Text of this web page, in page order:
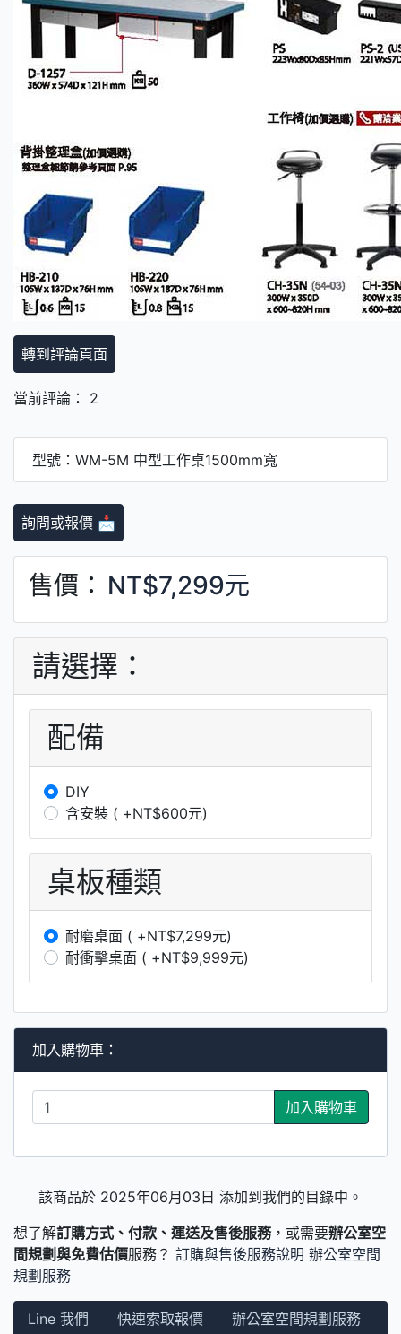
轉到評論頁面
當前評論： 2
型號：WM-5M 中型工作桌1500mm寬
詢問或報價 📩
售價： NT$7,299元
請選擇：
配備
DIY
含安裝 ( +NT$600元)
桌板種類
耐磨桌面 ( +NT$7,299元)
耐衝擊桌面 ( +NT$9,999元)
加入購物車：
加入購物車
該商品於 2025年06月03日 添加到我們的目錄中。
想了解訂購方式、付款、運送及售後服務，或需要辦公室空
間規劃與免費估價服務？ 訂購與售後服務說明 辦公室空間
規劃服務
Line 我們 快速索取報價 辦公室空間規劃服務